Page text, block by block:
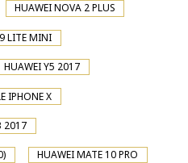
HUAWEI NOVA 2 PLUS
LITE MINI
HUAWEI Y5 2017
IPHONE X
2017
HUAWEI MATE 10 PRO